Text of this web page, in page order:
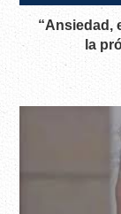
“Ansiedad,
la